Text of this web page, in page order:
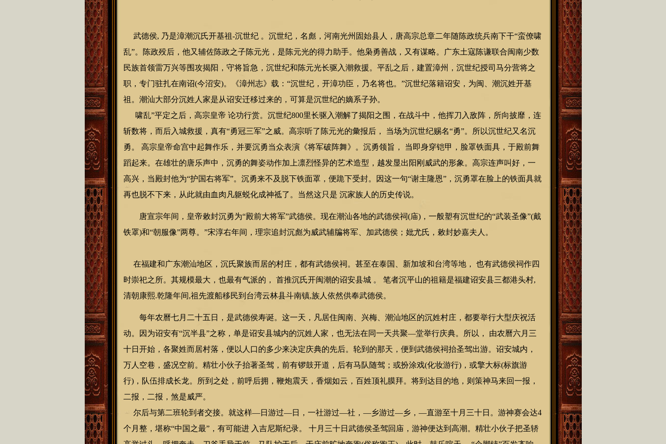
武德侯, 乃是漳潮沉氏开基祖-沉世纪 。沉世纪，名彪，河南光州固始县人，唐高宗总章二年随陈政统兵南下干“蛮僚啸
乱”。陈政殁后，他又辅佐陈政之子陈元光，是陈元光的得力助手。他枭勇善战，又有谋略。广东土寇陈谦联合闽南少数
民族首领雷万兴等围攻揭阳，守将旨急，沉世纪和陈元光长驱入潮救援。平乱之后，建置漳州，沉世纪授司马分营将之
职，专门驻扎在南诏(今沼安)。《漳州志》载：“沉世纪，开漳功臣，乃名将也。”沉世纪落籍诏安，为闽、潮沉姓开基
祖。潮汕大部分沉姓人家是从诏安迁移过来的，可算是沉世纪的嫡系子孙。
啸乱”平定之后，高宗皇帝 论功行赏。沉世纪800里长驱入潮解了揭阳之围，在战斗中，他挥刀入敌阵，所向披靡，连
斩数将，而后入城救援，真有“勇冠三军”之威。高宗听了陈元光的彙报后， 当场为沉世纪赐名“勇”。所以沉世纪又名沉
勇。 高宗皇帝命宫中起舞作乐，并要沉勇当众表演《将军破阵舞》。沉勇领旨， 当即身穿铠甲，脸罩铁面具，于殿前舞
蹈起来。在雄壮的唐乐声中，沉勇的舞姿动作加上凛烈怪异的艺术造型，越发显出阳刚威武的形象。高宗连声叫好，一
高兴，当殿封他为“护国右将军”。沉勇来不及脱下铁面罩，便跪下受封。因这一句“谢主隆恩”，沉勇罩在脸上的铁面具就
再也脱不下来，从此就由血肉凡躯蜕化成神祗了。当然这只是 沉家族人的历史传说。
唐宣宗年间，皇帝敕封沉勇为“殿前大将军”武德侯。现在潮汕各地的武德侯祠(庙)，一般塑有沉世纪的“武装圣像”(戴
铁罩)和“朝服像”两尊。”宋淳右年间，理宗追封沉彪为威武辅牑将军、加武德侯；妣尤氏，敕封妙嘉夫人。
在福建和广东潮汕地区，沉氏聚族而居的村庄，都有武德侯祠。甚至在泰国、新加坡和台湾等地， 也有武德侯祠作四
时崇祀之所。其规模最大，也最有气派的， 首推沉氏开闽潮的诏安县城 。 笔者沉平山的祖籍是福建诏安县三都港头村,
清朝康熙.乾隆年间,祖先渡船移民到台湾云林县斗南镇,族人依然供奉武德侯。
每年农曆七月二十五日，是武德侯寿诞。这一天，凡居住闽南、兴梅、潮汕地区的沉姓村庄，都要举行大型庆祝活
动。因为诏安有“沉半县”之称，单是诏安县城内的沉姓人家，也无法在同一天共聚—堂举行庆典。所以， 由农曆六月三
十日开始，各聚姓而居村落，便以人口的多少来决定庆典的先后。轮到的那天，便到武德侯祠抬圣驾出游。诏安城内，
万人空巷，盛况空前。精壮小伙子抬著圣驾，前有锣鼓开道，后有马队随驾；或扮涂戏(化妆游行)，或擎大标(标旗游
行)，队伍排成长龙。所到之处，前呼后拥，鞭炮震天，香烟如云，百姓顶礼膜拜。将到达目的地，则策神马来回一报，
二报，二报，煞是威严。
尔后与第二班轮到者交接。就这样—日游过—日，一社游过—社，—乡游过—乡，—直游至十月三十日。游神赛会达4
个月整，堪称“中国之最”，有可能进 入吉尼斯纪录。 十月三十日武德侯圣驾回庙，游神便达到高潮。精壮小伙子把圣轿